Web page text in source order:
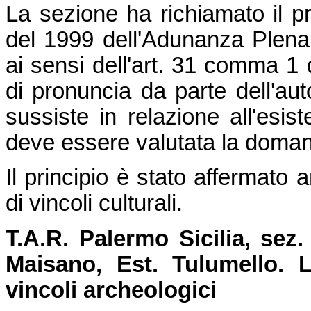
La sezione ha richiamato il
del 1999 dell'Adunanza
ai sensi dell'art. 31 comma 1
di pronuncia da parte
sussiste in relazione
deve essere valutata la
Il principio è stato affermato
di vincoli culturali.
T.A.R. Palermo Sicilia,
Maisano, Est. Tulumello.
vincoli archeologici